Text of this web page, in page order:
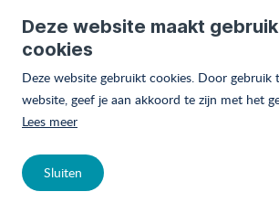
Deze website maakt
cookies
Deze website gebruikt cookies. Door gebruik
website, geef je aan akkoord te zijn met het
Lees meer
Sluiten